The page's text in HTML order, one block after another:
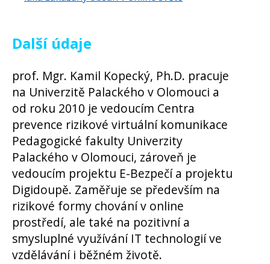
Další údaje
prof. Mgr. Kamil Kopecký, Ph.D. pracuje
na Univerzitě Palackého v Olomouci a
od roku 2010 je vedoucím Centra
prevence rizikové virtuální komunikace
Pedagogické fakulty Univerzity
Palackého v Olomouci, zároveň je
vedoucím projektu E-Bezpečí a projektu
Digidoupě. Zaměřuje se především na
rizikové formy chování v online
prostředí, ale také na pozitivní a
smysluplné využívání IT technologií ve
vzdělávání i běžném životě.